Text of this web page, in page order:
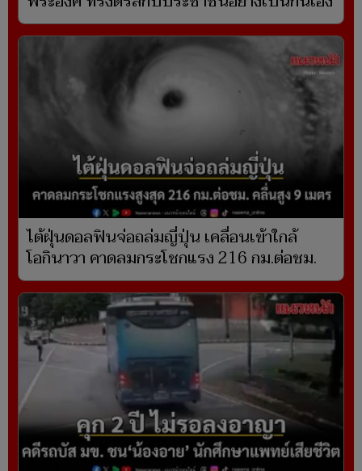
ไต้ฝุ่นดอลฟินจ่อถล่มญี่ปุ่น เคลื่อนเข้าใกล้
โอกินาวา คาดลมกระโชกแรง 216 กม.ต่อชม.